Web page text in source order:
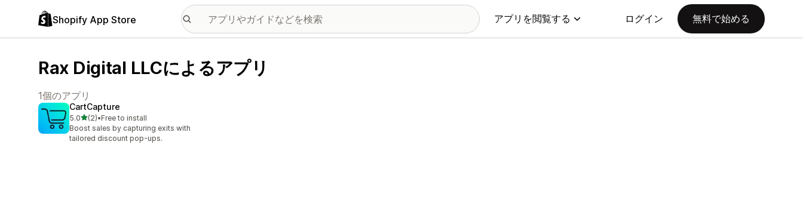
Shopify App Store アプリを閲覧する ログイン 無料で始める
Rax Digital LLCによるアプリ
1個のアプリ
CartCapture
5.05つ星中
(2)
合計レビュー数：2件
•Free to install
Boost sales by capturing exits with
tailored discount pop-ups.